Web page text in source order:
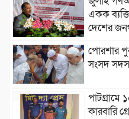
একক
দেশের
পোরশার
সংসদ
কারবারি